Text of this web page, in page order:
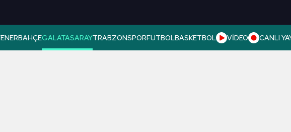
GALATASARAYTRABZONSPORFUTBOLBASKETBOL VİDEO CANLI